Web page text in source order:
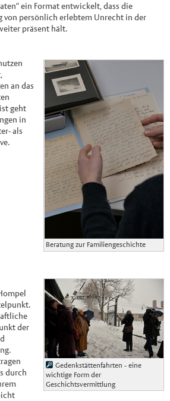
ein Format entwickelt, dass die
persönlich erlebtem Unrecht in der
präsent hält.
Beratung zur Familiengeschichte
an das
geht
in
als
Gedenkstättenfahrten - eine
wichtige Form der
Geschichtsvermittlung
der
durch